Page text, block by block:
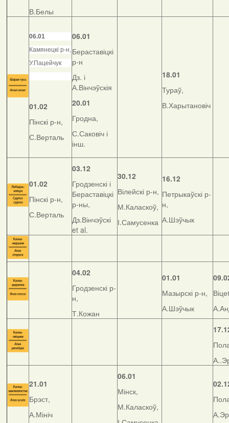
В.Белы
06.01
Камянецкі р-н,
У.Пацейчук
01.02
Пінскі р-н,
С.Верталь
06.01
Бераставіцкі
р-н
Дз. і
А.Вінчэўскія
20.01
Гродна,
С.Саковіч і
інш.
18.01
Тураў,
В.Харытановіч
01.02
Пінскі р-н,
С.Верталь
03.12
Гродзенскі і
Бераставіцкі
р-ны,
Дз.Вінчэўскі
et al.
30.12
Вілейскі р-н,
М.Каласкоў,
І.Самусенка
16.12
Петрыкаўскі р-
н,
А.Шэўчык
04.02
Гродзенскі р-
н,
Т.Кожан
01.01
Мазырскі р-н,
А.Шэўчык
21.01
Брэст,
А.Мініч
06.01
Мінск,
М.Каласкоў,